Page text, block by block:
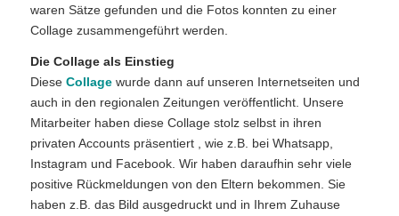
waren Sätze gefunden und die Fotos konnten zu einer
Collage zusammengeführt werden.
Die Collage als Einstieg
Diese Collage wurde dann auf unseren Internetseiten und
auch in den regionalen Zeitungen veröffentlicht. Unsere
Mitarbeiter haben diese Collage stolz selbst in ihren
privaten Accounts präsentiert , wie z.B. bei Whatsapp,
Instagram und Facebook. Wir haben daraufhin sehr viele
positive Rückmeldungen von den Eltern bekommen. Sie
haben z.B. das Bild ausgedruckt und in Ihrem Zuhause